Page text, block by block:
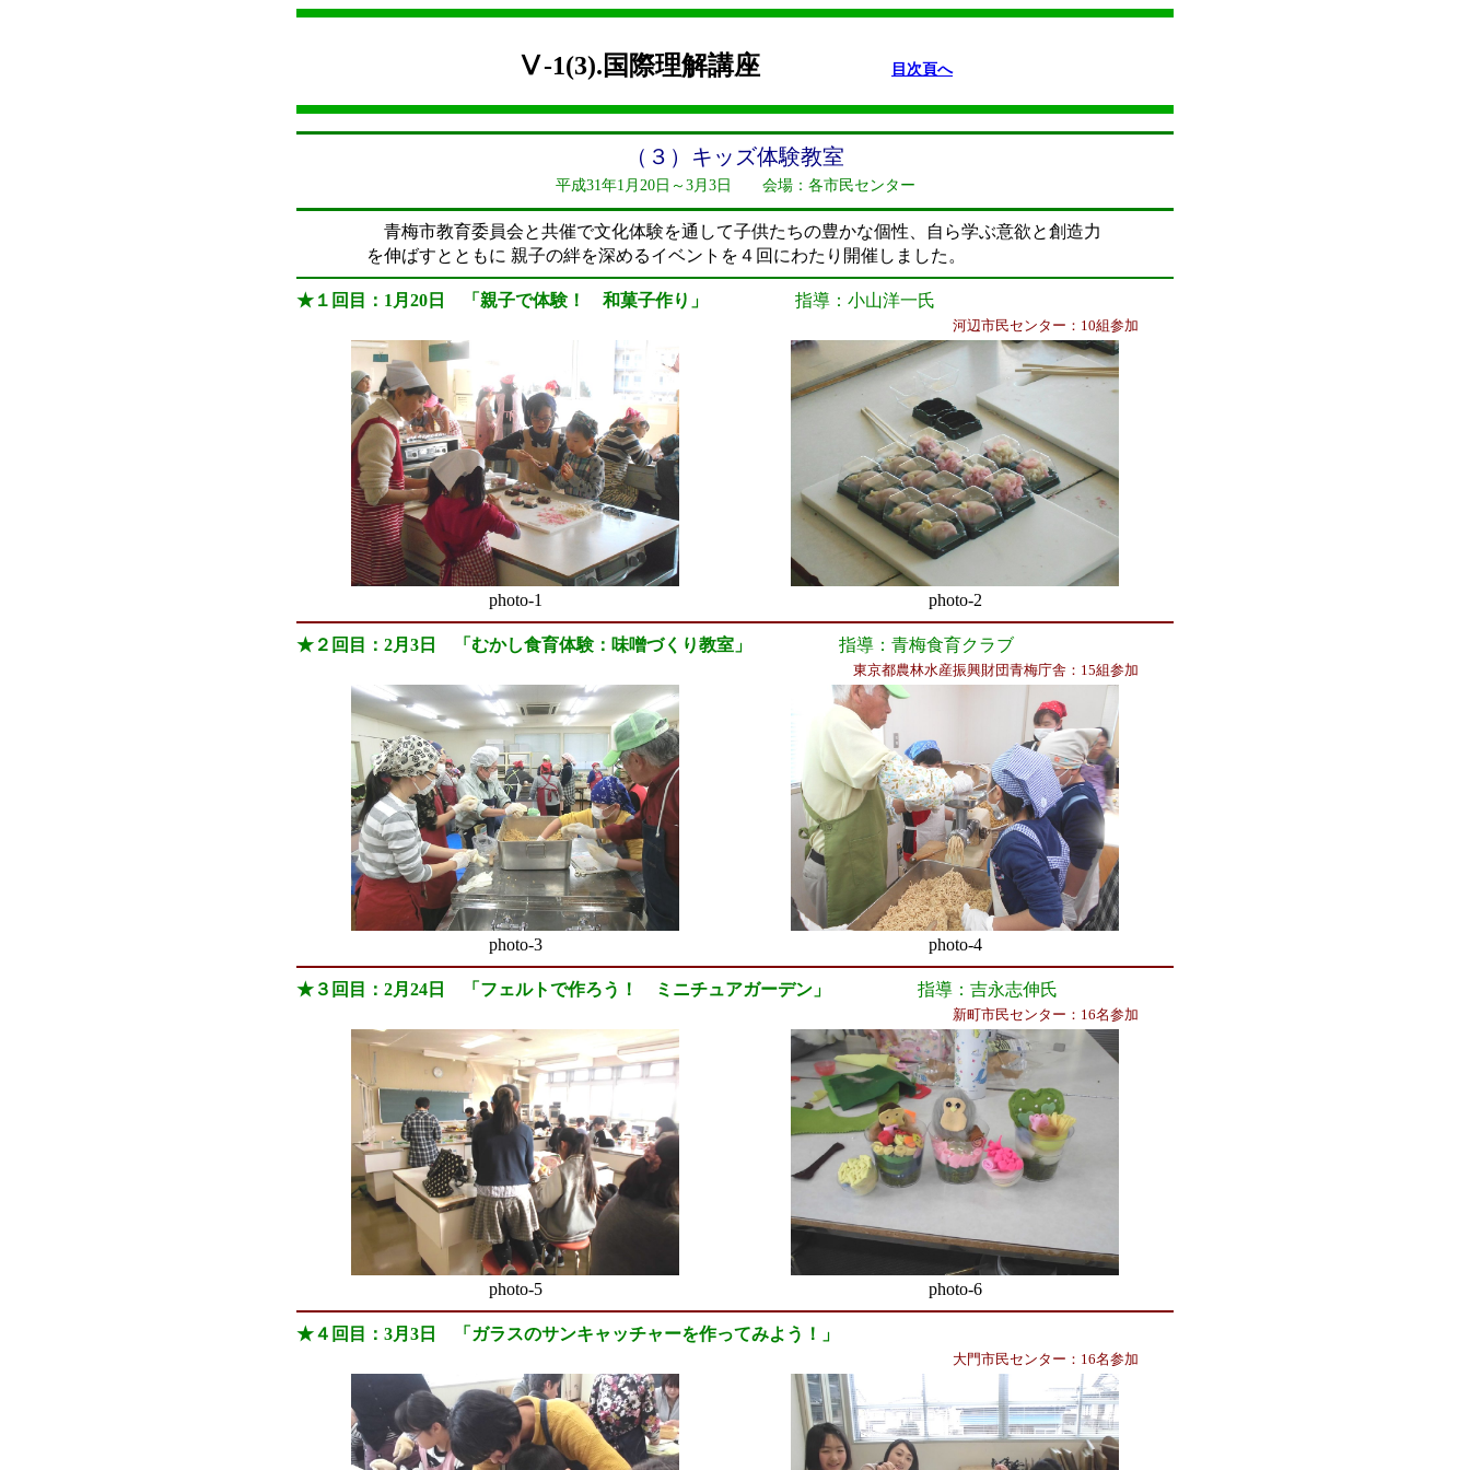
Ⅴ-1(3).国際理解講座 目次頁へ
（３）キッズ体験教室
平成31年1月20日～3月3日 会場：各市民センター
青梅市教育委員会と共催で文化体験を通して子供たちの豊かな個性、自ら学ぶ意欲と創造力
を伸ばすとともに 親子の絆を深めるイベントを４回にわたり開催しました。
★１回目：1月20日 「親子で体験！ 和菓子作り」 指導：小山洋一氏
河辺市民センター：10組参加
photo-1 photo-2
★２回目：2月3日 「むかし食育体験：味噌づくり教室」 指導：青梅食育クラブ
東京都農林水産振興財団青梅庁舎：15組参加
photo-3 photo-4
★３回目：2月24日 「フェルトで作ろう！ ミニチュアガーデン」 指導：吉永志伸氏
新町市民センター：16名参加
photo-5 photo-6
★４回目：3月3日 「ガラスのサンキャッチャーを作ってみよう！」
大門市民センター：16名参加